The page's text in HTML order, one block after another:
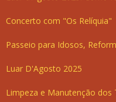
Concerto com "Os Relíquia"
Passeio para Idosos,
Luar D'Agosto 2025
Limpeza e Manutenção dos